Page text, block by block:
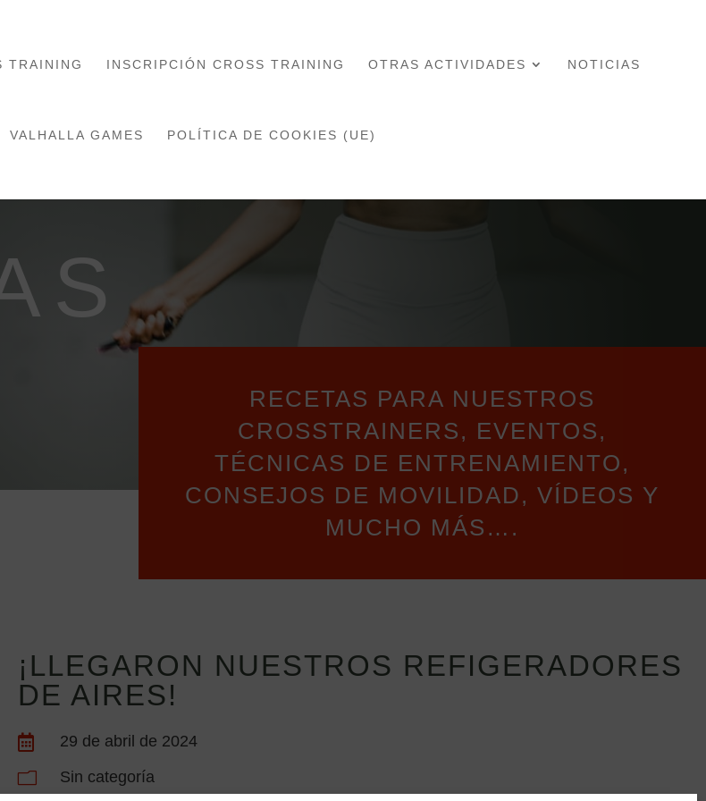
TRAINING INSCRIPCIÓN CROSS TRAINING OTRAS ACTIVIDADES NOTICIAS
VALHALLA GAMES POLÍTICA DE COOKIES (UE)
RECETAS PARA NUESTROS
CROSSTRAINERS, EVENTOS,
TÉCNICAS DE ENTRENAMIENTO,
CONSEJOS DE MOVILIDAD, VÍDEOS Y
MUCHO MÁS….
¡LLEGARON NUESTROS REFIGERADORES
DE AIRES!
 29 de abril de 2024
m Sin categoría